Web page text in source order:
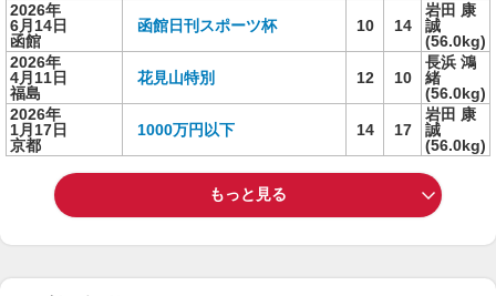
2026年
6月14日
函館
函館日刊スポーツ杯 10 14
岩田 康
誠
(56.0kg)
2026年
4月11日
福島
花見山特別 12 10
長浜 鴻
緒
(56.0kg)
2026年
1月17日
京都
1000万円以下 14 17
岩田 康
誠
(56.0kg)
もっと見る